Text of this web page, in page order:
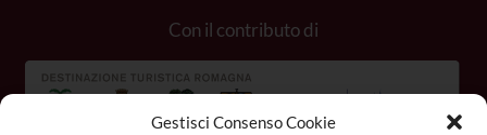
Gestisci Consenso Cookie
Con il contributo di